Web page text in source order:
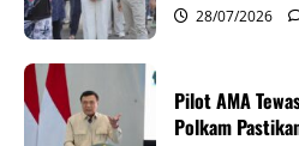
28/07/2026
Pilot AMA
Polkam